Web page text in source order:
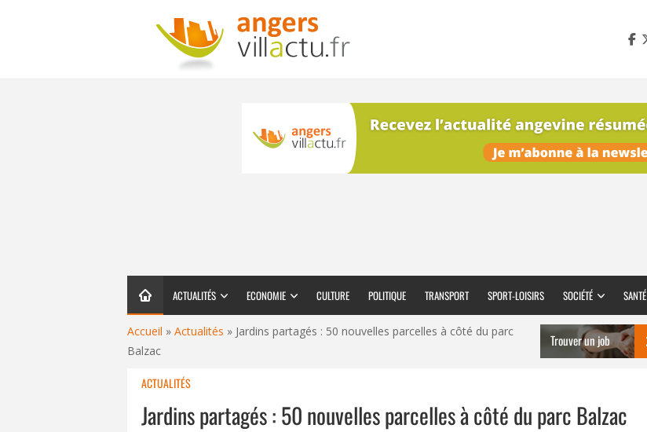
ACTUALITÉS ECONOMIE CULTURE POLITIQUE TRANSPORT SPORT-LOISIRS SOCIÉTÉ SANTÉ
Accueil » Actualités » Jardins partagés : 50 nouvelles parcelles à côté du parc
Balzac
Trouver un job
ACTUALITÉS
Jardins partagés : 50 nouvelles parcelles à côté du parc Balzac